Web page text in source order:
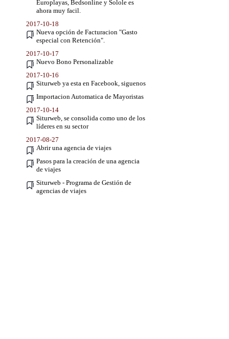
Europlayas, Bedsonline y Solole es
ahora muy facil.
2017-10-18
Nueva opción de Facturacion "Gasto
especial con Retención".
2017-10-17
Nuevo Bono Personalizable
2017-10-16
Siturweb ya esta en Facebook, siguenos
Importacion Automatica de Mayoristas
2017-10-14
Siturweb, se consolida como uno de los
líderes en su sector
2017-08-27
Abrir una agencia de viajes
Pasos para la creación de una agencia
de viajes
Siturweb - Programa de Gestión de
agencias de viajes